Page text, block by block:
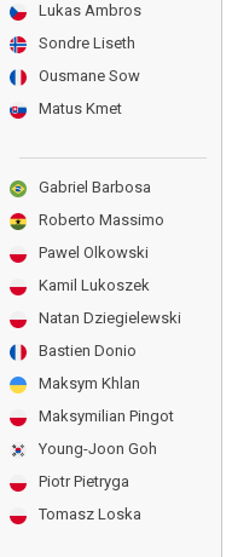
Lukas Ambros
Sondre Liseth
Ousmane Sow
Matus Kmet
Gabriel Barbosa
Roberto Massimo
Pawel Olkowski
Kamil Lukoszek
Natan Dziegielewski
Bastien Donio
Maksym Khlan
Maksymilian Pingot
Young-Joon Goh
Piotr Pietryga
Tomasz Loska